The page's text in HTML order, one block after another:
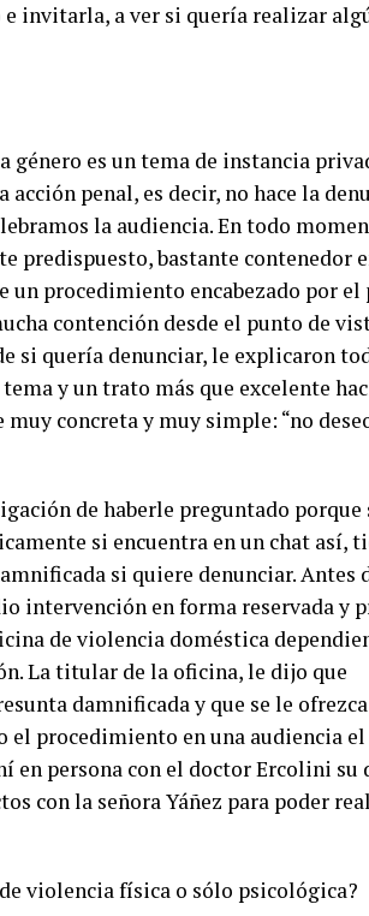
invitarla, a ver si quería realizar
es un tema de instancia
penal, es decir, no hace la
la audiencia. En todo
predispuesto, bastante contenedor
un procedimiento encabezado por
contención desde el punto de
si quería denunciar, le explicaron
y un trato más que excelente
muy concreta y muy simple: “no
de haberle preguntado porque
si encuentra en un chat así,
si quiere denunciar. Antes
intervención en forma reservada y
de violencia doméstica
La titular de la oficina, le dijo que
damnificada y que se le
el procedimiento en una audiencia el
en persona con el doctor Ercolini su
con la señora Yáñez para poder
violencia física o sólo psicológica?